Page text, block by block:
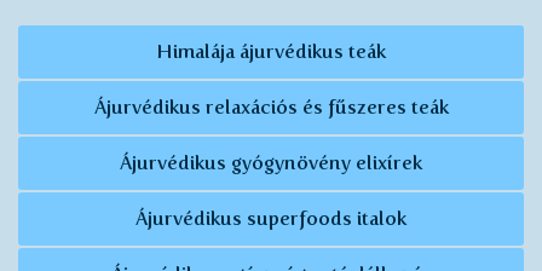
Himalája ájurvédikus teák
Ájurvédikus relaxációs és fűszeres teák
Ájurvédikus gyógynövény elixírek
Ájurvédikus superfoods italok